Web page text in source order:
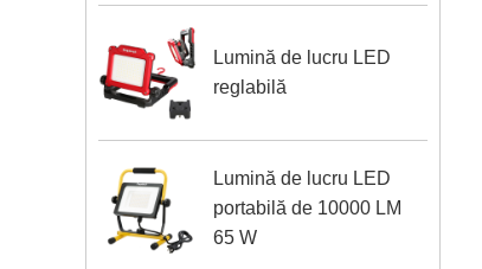
Lumină de lucru LED
reglabilă
Lumină de lucru LED
portabilă de 10000 LM
65 W